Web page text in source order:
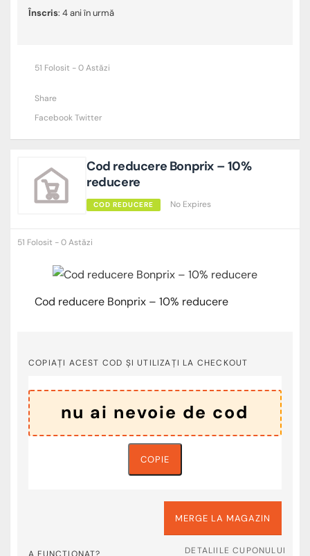
Înscris: 4 ani în urmă
51 Folosit - 0 Astăzi
Share
FacebookTwitter
Cod reducere Bonprix – 10%
reducere
COD REDUCERE No Expires
51 Folosit - 0 Astăzi
Cod reducere Bonprix – 10% reducere
COPIAȚI ACEST COD ȘI UTILIZAȚI LA CHECKOUT
COPIE
MERGE LA MAGAZIN
DETALIILE CUPONULUI